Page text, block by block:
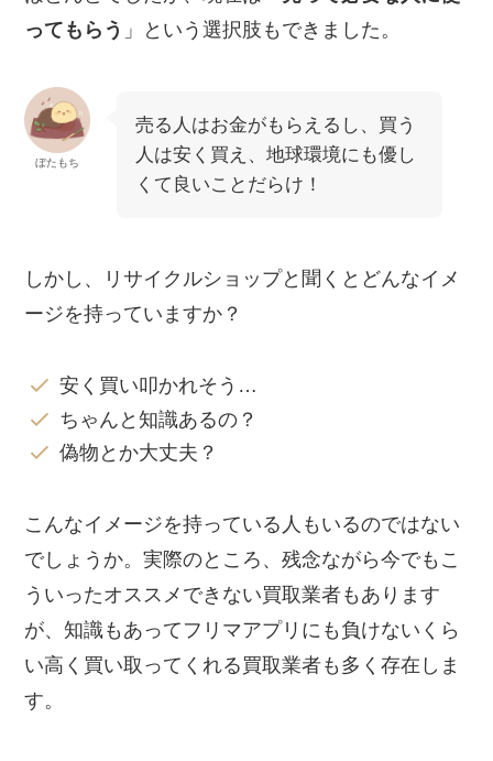
ってもらう 」という選択肢もできました。
ぼたもち
売る人はお金がもらえるし、買う
人は安く買え、地球環境にも優し
くて良いことだらけ！
しかし、リサイクルショップと聞くとどんなイメ
ージを持っていますか？
安く買い叩かれそう…
ちゃんと知識あるの？
偽物とか大丈夫？
こんなイメージを持っている人もいるのではない
でしょうか。実際のところ、残念ながら今でもこ
ういったオススメできない買取業者もあります
が、知識もあってフリマアプリにも負けないくら
い高く買い取ってくれる買取業者も多く存在しま
す。